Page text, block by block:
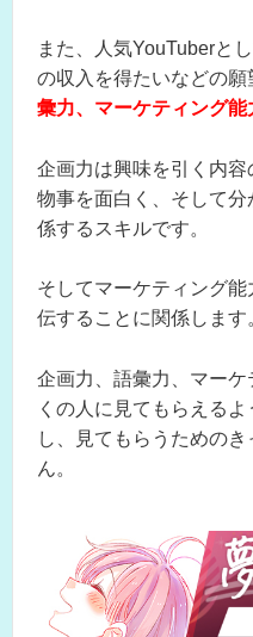
また、人気YouTuberと
の収入を得たいなどの願
彙力、マーケティング能
企画力は興味を引く内
物事を面白く、そして
係するスキルです。
そしてマーケティング
伝することに関係します
企画力、語彙力、マー
くの人に見てもらえる
し、見てもらうための
ん。